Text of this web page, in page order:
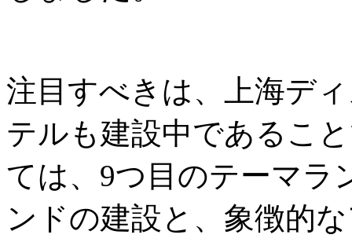
注目すべきは、上海デ
テルも建設中であるこ
ては、9つ目のテーマラ
ンドの建設と、象徴的